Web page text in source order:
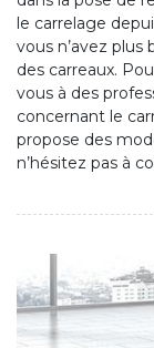
le carrelage
vous n’avez
des carreaux.
vous à des
concernant le
propose des
n’hésitez pas à